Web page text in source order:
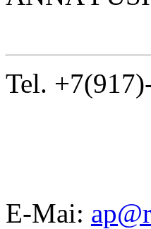
Tel.
E-Mai: